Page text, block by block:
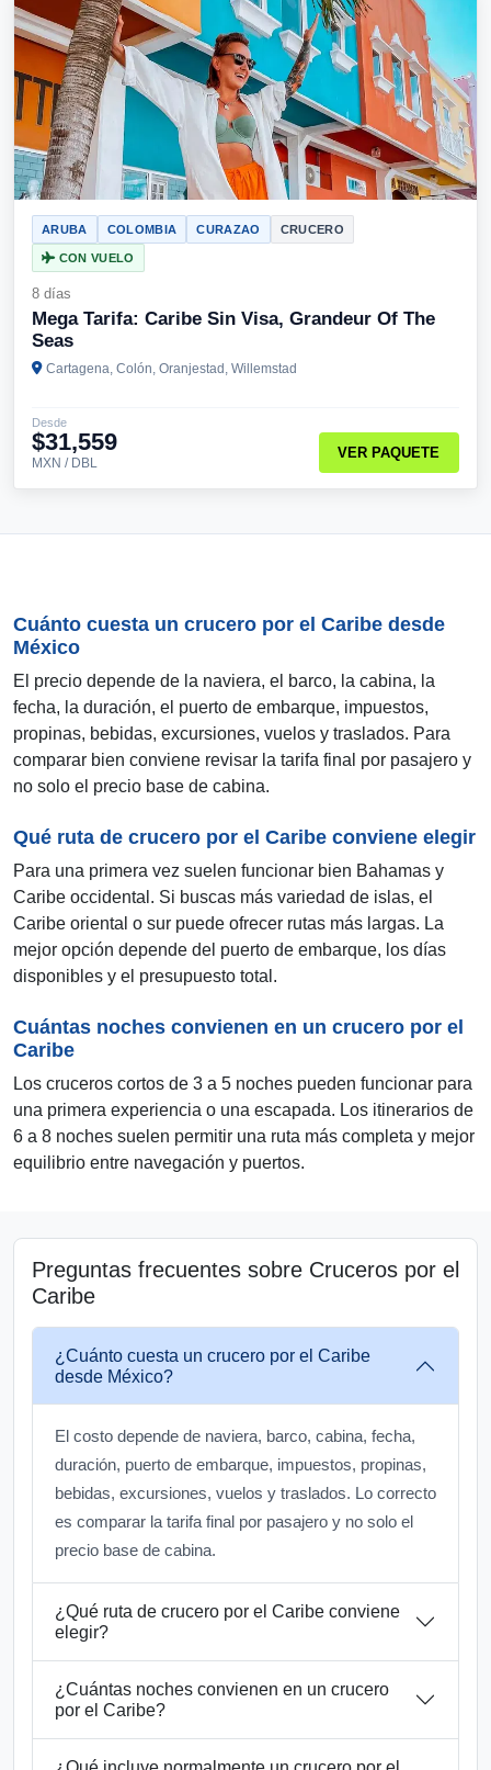
ARUBA COLOMBIA CURAZAO CRUCERO
CON VUELO
8 días
Mega Tarifa: Caribe Sin Visa, Grandeur Of The
Seas
Cartagena, Colón, Oranjestad, Willemstad
Desde
$31,559
MXN / DBL
VER PAQUETE
Cuánto cuesta un crucero por el Caribe desde
México
El precio depende de la naviera, el barco, la cabina, la
fecha, la duración, el puerto de embarque, impuestos,
propinas, bebidas, excursiones, vuelos y traslados. Para
comparar bien conviene revisar la tarifa final por pasajero y
no solo el precio base de cabina.
Qué ruta de crucero por el Caribe conviene elegir
Para una primera vez suelen funcionar bien Bahamas y
Caribe occidental. Si buscas más variedad de islas, el
Caribe oriental o sur puede ofrecer rutas más largas. La
mejor opción depende del puerto de embarque, los días
disponibles y el presupuesto total.
Cuántas noches convienen en un crucero por el
Caribe
Los cruceros cortos de 3 a 5 noches pueden funcionar para
una primera experiencia o una escapada. Los itinerarios de
6 a 8 noches suelen permitir una ruta más completa y mejor
equilibrio entre navegación y puertos.
Preguntas frecuentes sobre Cruceros por el
Caribe
¿Cuánto cuesta un crucero por el Caribe
desde México?
El costo depende de naviera, barco, cabina, fecha,
duración, puerto de embarque, impuestos, propinas,
bebidas, excursiones, vuelos y traslados. Lo correcto
es comparar la tarifa final por pasajero y no solo el
precio base de cabina.
¿Qué ruta de crucero por el Caribe conviene
elegir?
¿Cuántas noches convienen en un crucero
por el Caribe?